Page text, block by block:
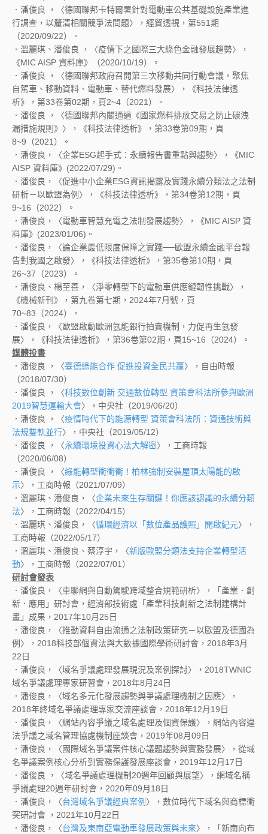
．潘俊良 ，〈德國聯邦卡特爾署針對電動車公共基礎設施產業進
行調查，以釐清相關競爭法問題〉，經貿透視，第551期
（2020/09/22）。
．溫麗琪、潘俊良 ，〈疫情下之國際三大綠色金融發展趨勢〉，
《MIC AISP 資料庫》（2020/10/19）。
．潘俊良 ，〈德國聯邦政府召開第三次移動共同行動會議，聚焦
自駕車、移動資料、電動車、替代燃料發展〉，《科技法律透
析》，第33卷第02期，頁2~4（2021）。
．潘俊良 ，〈德國聯邦內閣通過《國家燃料排放交易之防止碳洩
漏措施規則》〉，《科技法律透析》，第33卷第09期，頁
8~9（2021）。
．潘俊良，〈企業ESG起手式：永續報告書重點與趨勢〉，《MIC
AISP 資料庫》(2022/07/29)。
．潘俊良，〈促進中小企業ESG資訊揭露及實踐永續分類法之法制
研析－以歐盟為例〉，《科技法律透析》，第34卷第12期，頁
9~16（2022）。
．潘俊良，〈電動車智慧充電之法制發展趨勢〉，《MIC AISP 資
料庫》(2023/01/06)。
．潘俊良，〈論企業最低限度保障之實踐──歐盟永續金融平台報
告對我國之啟發〉，《科技法律透析》，第35卷第10期，頁
26~37（2023）。
．潘俊良、楊至善，〈淨零轉型下的電動車供應鏈韌性挑戰〉，
《機械新刊》，第九卷第七期，2024年7月號，頁
70~83（2024）。
．潘俊良，〈歐盟啟動歐洲氫能銀行拍賣機制，力促再生氫發
展〉，《科技法律透析》，第36卷第02期，頁15~16（2024）。
媒體投書
．潘俊良 ，〈臺德綠能合作 促進投資全民共贏〉，自由時報
（2018/07/30）
．潘俊良 ，〈科技數位創新 交通數位轉型 資策會科法所參與歐洲
2019智慧運輸大會〉，中央社（2019/06/20）
．潘俊良 ，〈疫情時代下的能源轉型 資策會科法所：資通技術與
法規雙軌並行〉，中央社（2019/05/12）
．潘俊良 ，〈永續環境投資心法大解密〉，工商時報
（2020/06/08）
．潘俊良 ，〈綠能轉型衝衝衝！柏林強制安裝屋頂太陽能的啟
示〉，工商時報（2021/07/09）
．溫麗琪、潘俊良，〈企業未來生存關鍵！你應該認識的永續分類
法〉，工商時報（2022/04/15）
．溫麗琪、潘俊良，〈循環經濟以「數位產品護照」開啟紀元〉，
工商時報（2022/05/17）
．溫麗琪、潘俊良、蔡淳宇，〈新版歐盟分類法支持企業轉型活
動〉，工商時報（2022/07/01）
研討會發表
．潘俊良，〈車聯網與自動駕駛跨域整合規範研析〉，「產業．創
新．應用」研討會，經濟部技術處「產業科技創新之法制建構計
畫」成果，2017年10月25日
．潘俊良，〈推動資料自由流通之法制政策研究－以歐盟及德國為
例〉，2018科技部個資法與大數據國際學術研討會，2018年3月
22日
．潘俊良，〈域名爭議處理發展現況及案例探討〉，2018TWNIC
域名爭議處理專家研習會，2018年8月24日
．潘俊良，〈域名多元化發展趨勢與爭議處理機制之因應〉，
2018年終域名爭議處理專家交流座談會，2018年12月19日
．潘俊良，〈網站內容爭議之域名處理及個資保護〉，網站內容違
法爭議之域名管理協處機制座談會，2019年08月09日
．潘俊良，〈國際域名爭議案件核心議題趨勢與實務發展〉，從域
名爭議案例核心分析到實務保護發展座談會，2019年12月17日
．潘俊良 ，〈域名爭議處理機制20週年回顧與展望〉，網域名稱
爭議處理20週年研討會，2020年09月18日
．潘俊良，〈台灣域名爭議經典案例 〉，數位時代下域名與商標衝
突研討會 ，2021年10月22日
．潘俊良，〈台灣及東南亞電動車發展政策與未來〉，「新南向布